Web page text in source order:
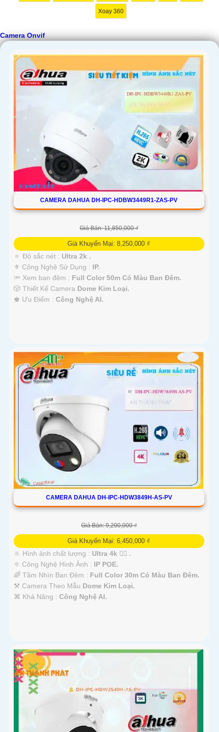
'
Xoay 360
Camera Onvif
CAMERA DAHUA DH-IPC-HDBW3449R1-ZAS-PV
Giá Bán: 11,850,000 ₫
Giá Khuyến Mại: 8,250,000 ₫
🔅 Độ sắc nét : Ultra 2k .
⚜️ Công Nghệ Sử Dụng : IP.
🔦 Xem ban đêm : Full Color 50m Có Màu Ban Đêm.
🎲 Thiết Kế Camera Dome Kim Loại.
️♚ Ưu Điểm : Công Nghệ AI.
CAMERA DAHUA DH-IPC-HDW3849H-AS-PV
Giá Bán: 9,200,000 ₫
Giá Khuyến Mại: 6,450,000 ₫
🔆 Hình ảnh chất lượng : Ultra 4k 👍🏾 .
⚛️ Công Nghệ Hình Ảnh : IP POE.
🌈 Tầm Nhìn Ban Đêm : Full Color 30m Có Màu Ban Đêm.
⚒ Camera Theo Mẫu Dome Kim Loại.
️⌘ Khả Năng : Công Nghệ AI.